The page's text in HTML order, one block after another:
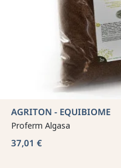
AGRITON - EQUIBIOME
Proferm Algasa
37,01 €